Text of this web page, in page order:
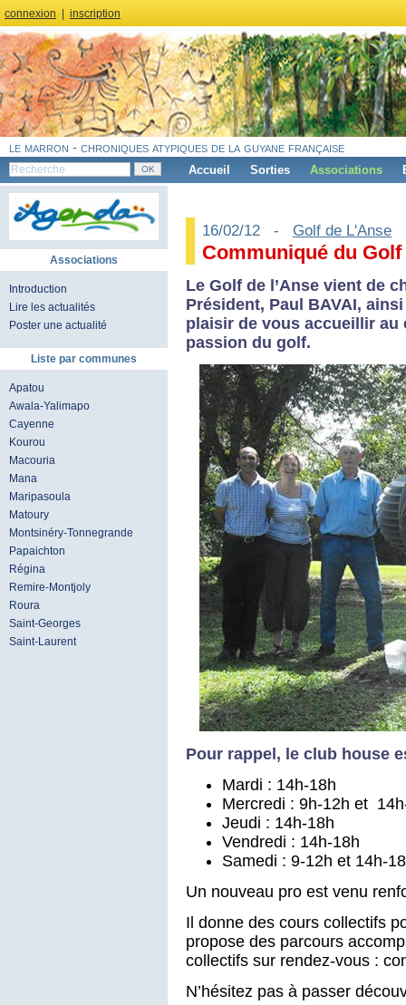
connexion inscription
le marron - chroniques atypiques de la guyane française
Accueil Sorties Associations
Associations
Introduction
Lire les actualités
Poster une actualité
Liste par communes
Apatou
Awala-Yalimapo
Cayenne
Kourou
Macouria
Mana
Maripasoula
Matoury
Montsinéry-Tonnegrande
Papaichton
Régina
Remire-Montjoly
Roura
Saint-Georges
Saint-Laurent
16/02/12 - Golf de L'Anse
Communiqué du
Le Golf de l’Anse vient de
Président, Paul BAVAI,
plaisir de vous accueillir
passion du golf.
Pour rappel, le club house
Mardi : 14h-18h
Mercredi : 9h-12h et
Jeudi : 14h-18h
Vendredi : 14h-18h
Samedi : 9-12h et 14h-
Un nouveau pro est venu
Il donne des cours collectifs
propose des parcours
collectifs sur rendez-vous :
N’hésitez pas à passer